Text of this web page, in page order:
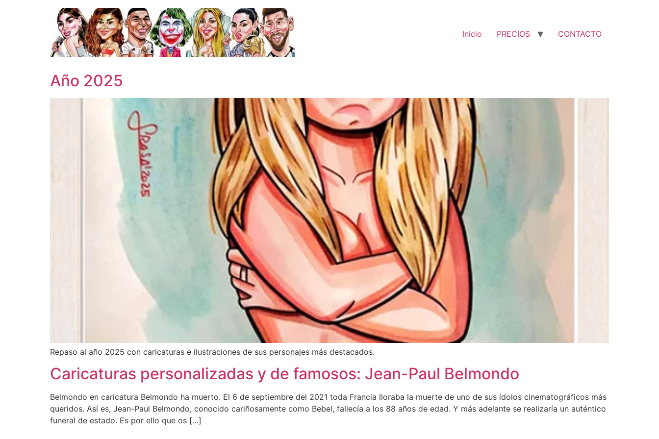
Inicio PRECIOS CONTACTO
Año 2025
Repaso al año 2025 con caricaturas e ilustraciones de sus personajes más destacados.
Caricaturas personalizadas y de famosos: Jean-Paul Belmondo
Belmondo en caricatura Belmondo ha muerto. El 6 de septiembre del 2021 toda Francia lloraba la muerte de uno de sus ídolos cinematográficos más
queridos. Así es, Jean-Paul Belmondo, conocido cariñosamente como Bebel, fallecía a los 88 años de edad. Y más adelante se realizaría un auténtico
funeral de estado. Es por ello que os […]